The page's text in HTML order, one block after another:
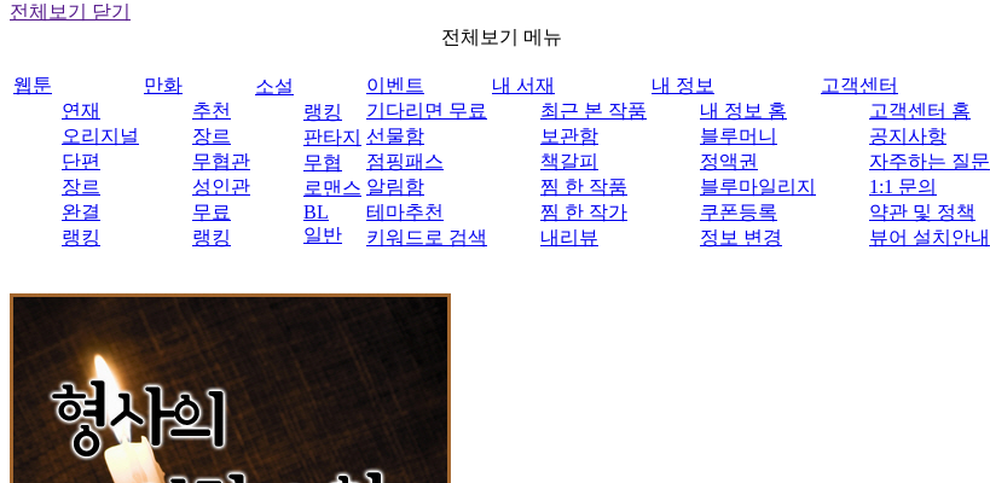
전체보기 닫기
전체보기 메뉴
웹툰
연재
오리지널
단편
장르
완결
랭킹
만화
추천
장르
무협관
성인관
무료
랭킹
소설
랭킹
판타지
무협
로맨스
BL
일반
이벤트
기다리면 무료
선물함
점핑패스
알림함
테마추천
키워드로 검색
내 서재
최근 본 작품
보관함
책갈피
찜 한 작품
찜 한 작가
내리뷰
내 정보
내 정보 홈
블루머니
정액권
블루마일리지
쿠폰등록
정보 변경
고객센터
고객센터 홈
공지사항
자주하는 질문
1:1 문의
약관 및 정책
뷰어 설치안내